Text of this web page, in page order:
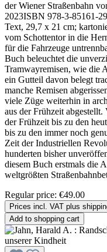
der Wiener Straßenbahn
2023ISBN 978-3-85161-
Text, 29,7 x 21 cm;
vom Schottentor in die
für die Fahrzeuge
Buch beleuchtet die
Tramwayremisen, wie die
ein Gutteil davon belegt
manche Remisen
viele Züge weiterhin in
aus der Frühzeit
der Frühzeit bis zu den
bis zu den immer noch
Zeit der Industriellen
hunderten bisher
diesem Buch erstmals die
weltgrößten
Regular price: €49.00
Prices incl. VAT plus
Add to shopping cart